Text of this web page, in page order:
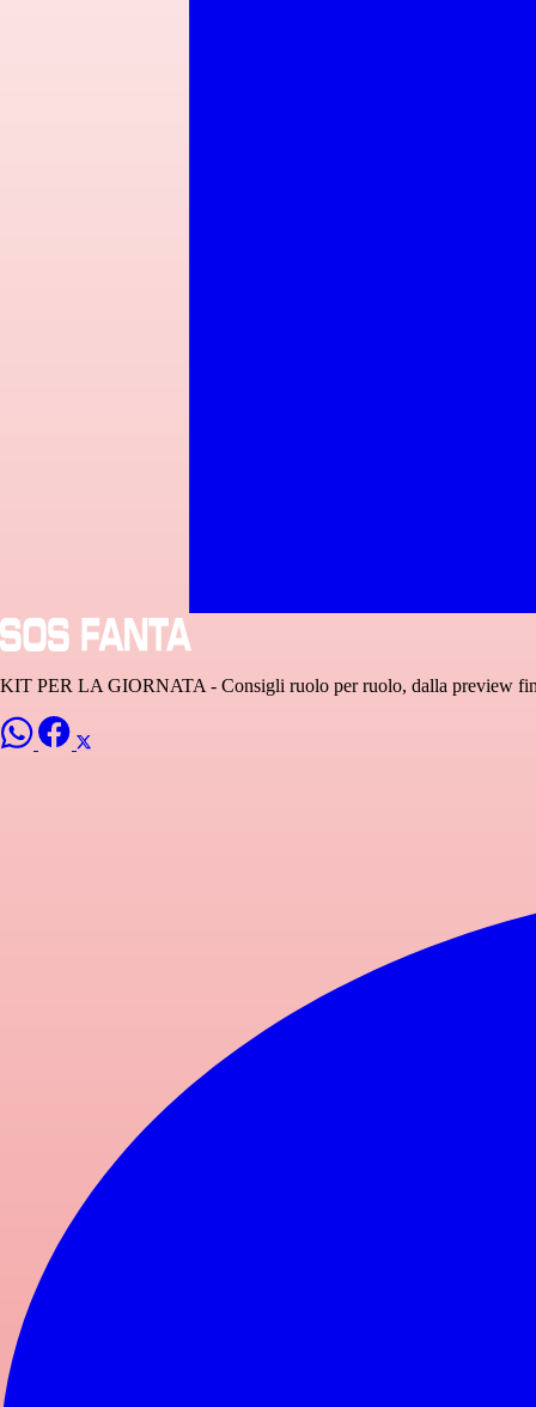
KIT PER LA GIORNATA - Consigli ruolo per ruolo, dalla preview